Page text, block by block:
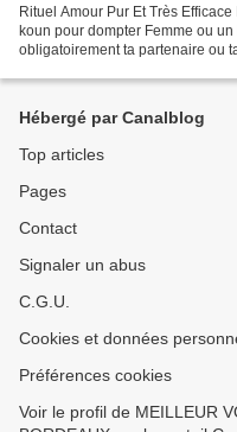
Rituel Amour Pur Et Très
koun pour dompter Femme ou
obligatoirement ta partenaire ou
Hébergé par Canalblog
Top articles
Pages
Contact
Signaler un abus
C.G.U.
Cookies et données
Préférences cookies
Voir le profil de MEILLEUR